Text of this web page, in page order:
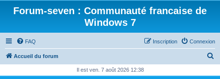
Forum-seven : Communauté francaise de
Windows 7
FAQ Connexion
Inscription
Accueil du forum
Il est ven. 7 août 2026 12:38